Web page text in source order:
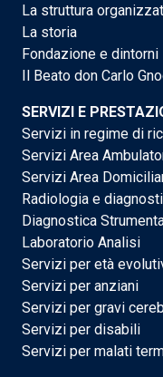
La struttura
La storia
Fondazione e dintorni
Il Beato don Carlo
SERVIZI E
Servizi in regime di
Servizi Area
Servizi Area
Radiologia e
Diagnostica
Laboratorio Analisi
Servizi per età
Servizi per anziani
Servizi per gravi
Servizi per disabili
Servizi per malati